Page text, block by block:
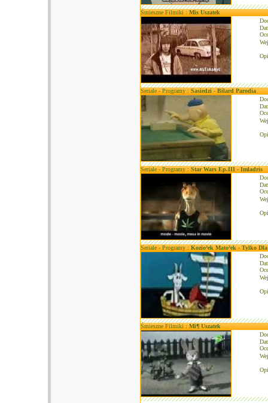
Śmieszne Filmiki :Mis Uszatek
Seriale - Programy :Sasiedzi - Bilard Parodia
Seriale - Programy :Star Wars Ep.III - Imladris
Seriale - Programy :Kozio³ek Mato³ek - Tylko Dla
Śmieszne Filmiki :Mi¶ Uszatek